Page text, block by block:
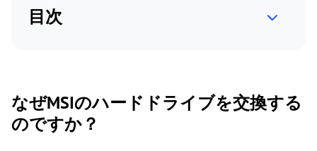
目次
なぜMSIのハードドライブを交換する
のですか？